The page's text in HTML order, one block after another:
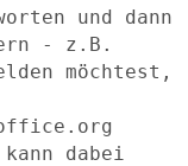
und dann
- z.B.
möchtest,
dabei